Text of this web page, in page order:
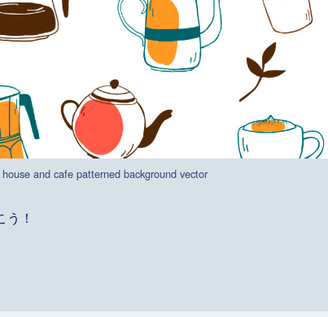
and cafe patterned background vector
！